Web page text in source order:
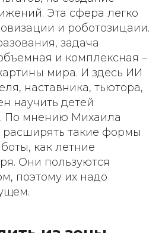
Эта сфера легко
и роботозицаии.
задача
и комплексная –
мира. И здесь ИИ
наставника, тьютора,
научить детей
По мнению Михаила
такие формы
как летние
Они пользуются
поэтому их надо